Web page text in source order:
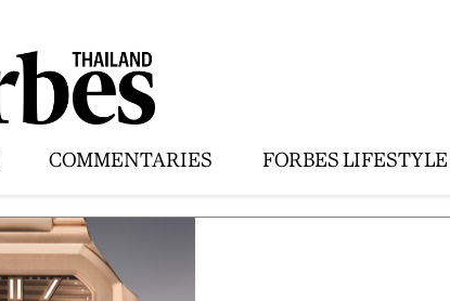
COMMENTARIES FORBES LIFESTYLE